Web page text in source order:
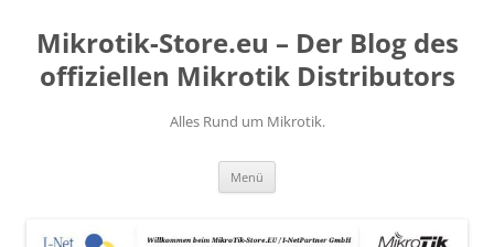
springen
Mikrotik-Store.eu – Der Blog des
offiziellen Mikrotik Distributors
Alles Rund um Mikrotik.
Menü